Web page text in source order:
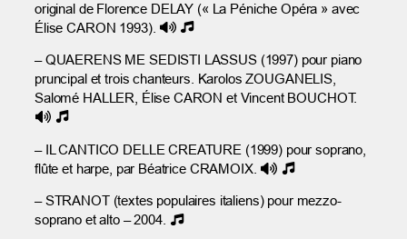
original de Florence DELAY (« La Péniche Opéra » avec
Élise CARON 1993).
– QUAERENS ME SEDISTI LASSUS (1997) pour piano
pruncipal et trois chanteurs. Karolos ZOUGANELIS,
Salomé HALLER, Élise CARON et Vincent BOUCHOT.
– IL CANTICO DELLE CREATURE (1999) pour soprano,
flûte et harpe, par Béatrice CRAMOIX.
– STRANOT (textes populaires italiens) pour mezzo-
soprano et alto – 2004.